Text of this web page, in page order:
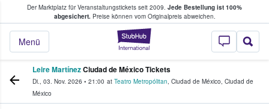
Der Marktplatz für Veranstaltungstickets seit 2009. Jede Bestellung ist 100%
abgesichert.Preise können vom Originalpreis abweichen.
StubHub - Wo
Menü
Tickets kaufen & verkaufen
Leire MartínezCiudad de México Tickets
Di., 03. Nov. 2026 • 21:00 at Teatro Metropólitan, Ciudad de México, Ciudad de
México